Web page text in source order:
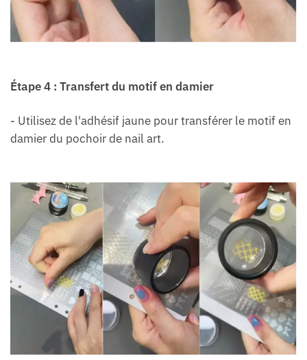
Étape 4 : Transfert du motif en damier
- Utilisez de l'adhésif jaune pour transférer le motif en
damier du pochoir de nail art.